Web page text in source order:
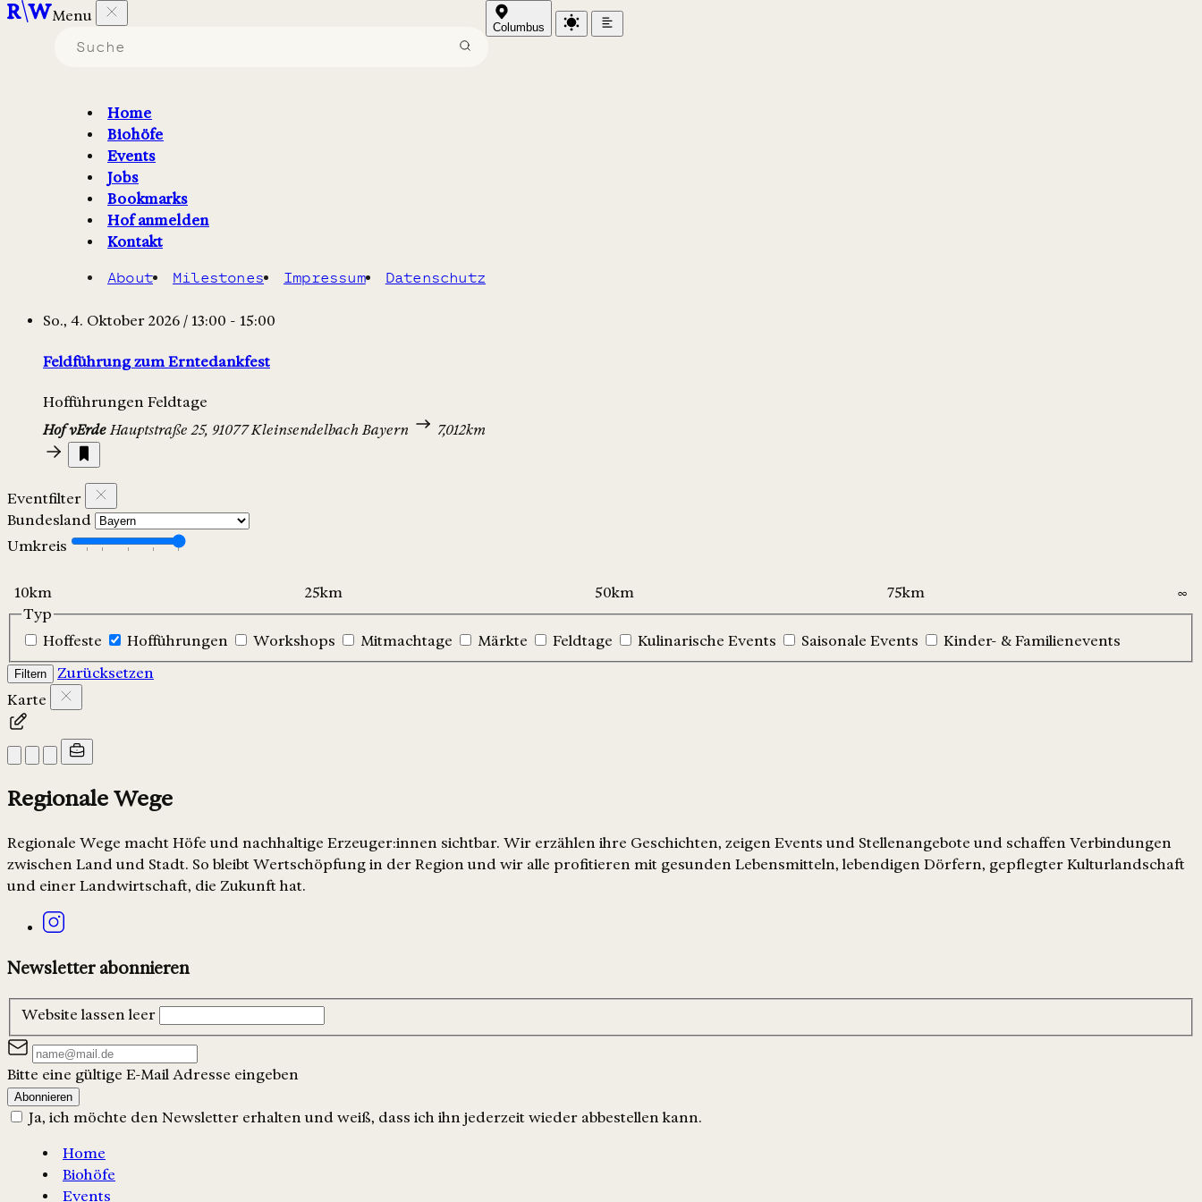
Menu
Home
Biohöfe
Events
Jobs
Bookmarks
Hof anmelden
Kontakt
About Milestones Impressum Datenschutz
Columbus
Veranstaltungen auf Höfen in Bayern
Karte
Eventkalender
So., 4. Oktober 2026 / 13:00 - 15:00
Feldführung zum Erntedankfest
Hofführungen Feldtage
Hof vErde Hauptstraße 25, 91077 Kleinsendelbach Bayern 7,012km
Eventfilter
Bundesland
Umkreis
Typ
Hoffeste
Hofführungen Workshops Mitmachtage Märkte Feldtage Kulinarische Events Saisonale Events Kinder- & Familienevents
Filtern
Zurücksetzen
Karte
Regionale Wege
Regionale Wege macht Höfe und nachhaltige Erzeuger:innen sichtbar. Wir erzählen ihre Geschichten, zeigen Events und Stellenangebote und schaffen Verbindungen
zwischen Land und Stadt. So bleibt Wertschöpfung in der Region und wir alle profitieren mit gesunden Lebensmitteln, lebendigen Dörfern, gepflegter Kulturlandschaft
und einer Landwirtschaft, die Zukunft hat.
Newsletter abonnieren
Website lassen leer
Bitte eine gültige E-Mail Adresse eingeben
Abonnieren
Ja, ich möchte den Newsletter erhalten und weiß, dass ich ihn jederzeit wieder abbestellen kann.
Home
Biohöfe
Events